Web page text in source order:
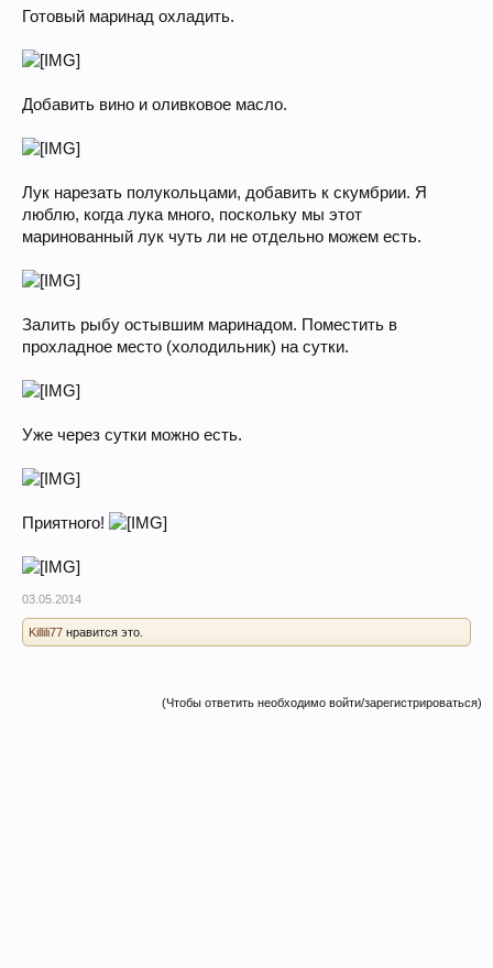
Готовый маринад охладить.
Добавить вино и оливковое масло.
Лук нарезать полукольцами, добавить к скумбрии. Я
люблю, когда лука много, поскольку мы этот
маринованный лук чуть ли не отдельно можем есть.
Залить рыбу остывшим маринадом. Поместить в
прохладное место (холодильник) на сутки.
Уже через сутки можно есть.
Приятного!
03.05.2014
Killili77 нравится это.
(Чтобы ответить необходимо войти/зарегистрироваться)